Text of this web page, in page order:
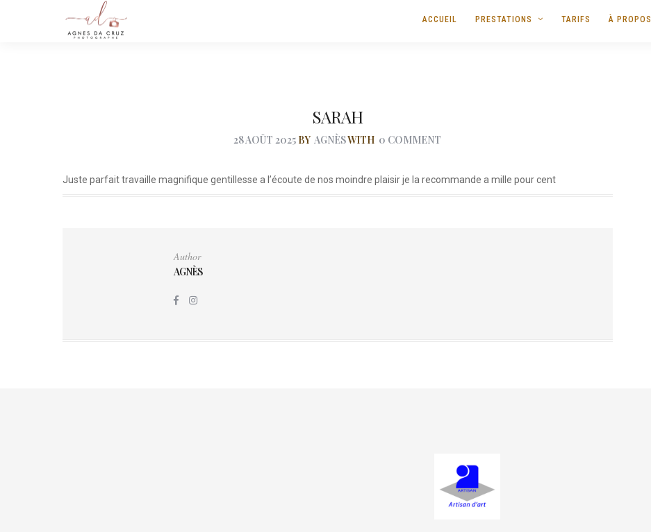
ACCUEIL PRESTATIONS TARIFS À PROPOS
SARAH
28 AOÛT 2025 BYAGNÈSWITH 0 COMMENT
Juste parfait travaille magnifique gentillesse a l’écoute de nos moindre plaisir je la recommande a mille pour cent
Author
AGNÈS